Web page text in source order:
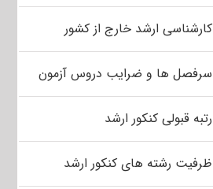
کارشناسی ارشد خارج از کشور
سرفصل ها و ضرایب دروس آزمون
رتبه قبولی کنکور ارشد
ظرفیت رشته های کنکور ارشد